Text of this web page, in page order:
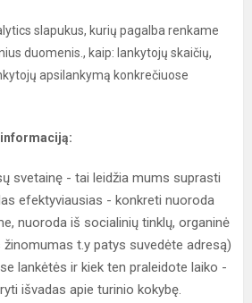
slapukus, kurių pagalba renkame
duomenis., kaip: lankytojų skaičių,
apsilankymą konkrečiuose
svetainę - tai leidžia mums suprasti
efektyviausias - konkreti nuoroda
nuoroda iš socialinių tinklų, organinė
t.y patys suvedėte adresą)
lankėtės ir kiek ten praleidote laiko -
išvadas apie turinio kokybę.